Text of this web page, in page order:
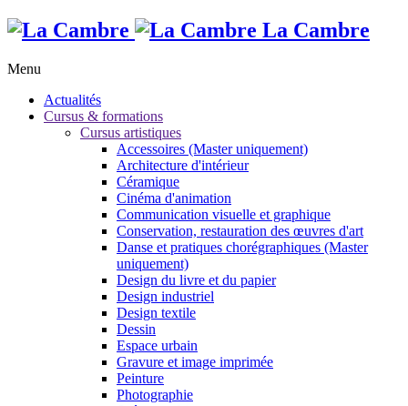
La Cambre
Menu
Actualités
Cursus & formations
Cursus artistiques
Accessoires (Master uniquement)
Architecture d'intérieur
Céramique
Cinéma d'animation
Communication visuelle et graphique
Conservation, restauration des œuvres d'art
Danse et pratiques chorégraphiques (Master
uniquement)
Design du livre et du papier
Design industriel
Design textile
Dessin
Espace urbain
Gravure et image imprimée
Peinture
Photographie